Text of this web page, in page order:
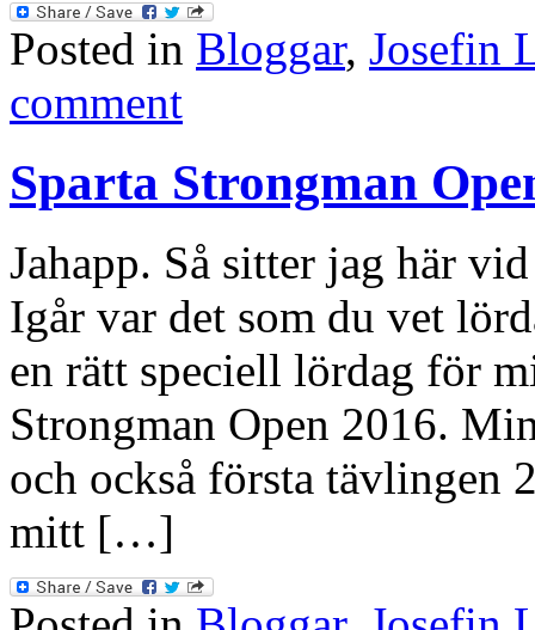
Posted in Bloggar, Josefin
comment
Sparta Strongman
Jahapp. Så sitter jag här
Igår var det som du vet
en rätt speciell lördag för
Strongman Open 2016.
och också första tävlingen
mitt […]